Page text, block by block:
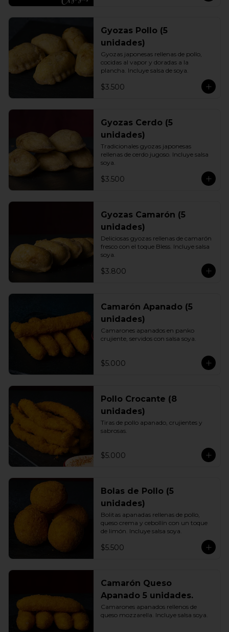
Gyozas Pollo (5
unidades)
Gyozas japonesas rellenas de pollo,
cocidas al vapor y doradas a la
plancha. Incluye salsa de soya.
$3.500
Gyozas Cerdo (5
unidades)
Tradicionales gyozas japonesas
rellenas de cerdo jugoso. Incluye salsa
soya.
$3.500
Gyozas Camarón (5
unidades)
Deliciosas gyozas rellenas de camarón
fresco con el toque Bless. Incluye salsa
soya.
$3.800
Camarón Apanado (5
unidades)
Camarones apanados en panko
crujiente, servidos con salsa soya.
$5.000
Pollo Crocante (8
unidades)
Tiras de pollo apanado, crujientes y
sabrosas.
$5.000
Bolas de Pollo (5
unidades)
Bolitas apanadas rellenas de pollo,
queso crema y cebollín con un toque
de limón. Incluye salsa soya.
$5.500
Camarón Queso
Apanado 5 unidades.
Camarones apanados rellenos de
queso mozzarella. Incluye salsa soya.